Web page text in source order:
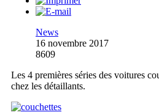
News
16 novembre 2017
8609
Les 4 premières séries des voitures
chez les détaillants.